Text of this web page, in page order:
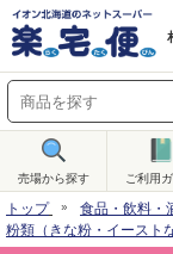
売場から探す ご利用
トップ 食品・飲料・
粉類（きな粉・イースト